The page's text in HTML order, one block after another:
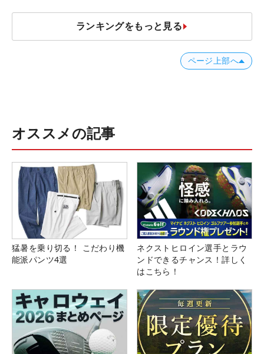
ランキングをもっと見る
ページ上部へ
オススメの記事
猛暑を乗り切る！ こだわり機
能派パンツ4選
ネクストヒロイン選手とラウ
ンドできるチャンス！詳しく
はこちら！